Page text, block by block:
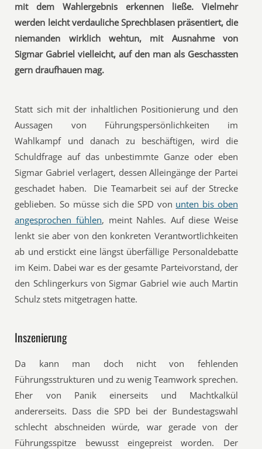
mit dem Wahlergebnis erkennen ließe. Vielmehr
werden leicht verdauliche Sprechblasen präsentiert, die
niemanden wirklich wehtun, mit Ausnahme von
Sigmar Gabriel vielleicht, auf den man als Geschassten
gern draufhauen mag.
Statt sich mit der inhaltlichen Positionierung und den
Aussagen von Führungspersönlichkeiten im
Wahlkampf und danach zu beschäftigen, wird die
Schuldfrage auf das unbestimmte Ganze oder eben
Sigmar Gabriel verlagert, dessen Alleingänge der Partei
geschadet haben. Die Teamarbeit sei auf der Strecke
geblieben. So müsse sich die SPD von unten bis oben
angesprochen fühlen, meint Nahles. Auf diese Weise
lenkt sie aber von den konkreten Verantwortlichkeiten
ab und erstickt eine längst überfällige Personaldebatte
im Keim. Dabei war es der gesamte Parteivorstand, der
den Schlingerkurs von Sigmar Gabriel wie auch Martin
Schulz stets mitgetragen hatte.
Inszenierung
Da kann man doch nicht von fehlenden
Führungsstrukturen und zu wenig Teamwork sprechen.
Eher von Panik einerseits und Machtkalkül
andererseits. Dass die SPD bei der Bundestagswahl
schlecht abschneiden würde, war gerade von der
Führungsspitze bewusst eingepreist worden. Der